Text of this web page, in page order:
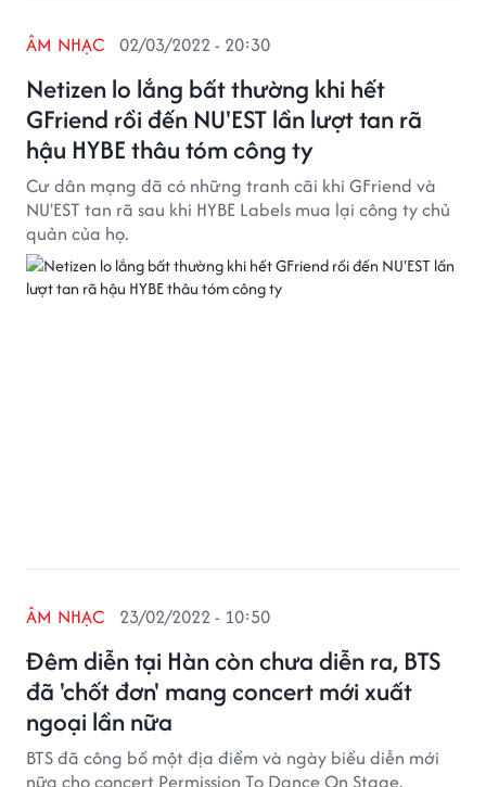
Netizen lo lắng bất thường khi hết
GFriend rồi đến NU'EST lần lượt tan rã
hậu HYBE thâu tóm công ty
ÂM NHẠC 02/03/2022 - 20:30
Cư dân mạng đã có những tranh cãi khi GFriend và
NU'EST tan rã sau khi HYBE Labels mua lại công ty chủ
quản của họ.
Đêm diễn tại Hàn còn chưa diễn ra, BTS
đã 'chốt đơn' mang concert mới xuất
ngoại lần nữa
ÂM NHẠC 23/02/2022 - 10:50
BTS đã công bố một địa điểm và ngày biểu diễn mới
nữa cho concert Permission To Dance On Stage.